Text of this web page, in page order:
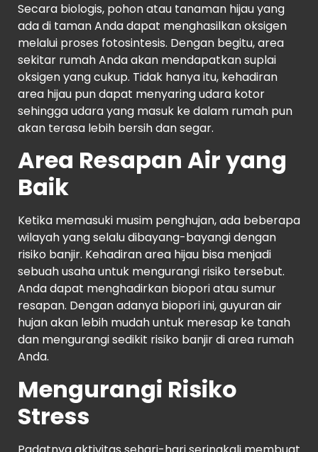
Secara biologis, pohon atau tanaman hijau yang
ada di taman Anda dapat menghasilkan oksigen
melalui proses fotosintesis. Dengan begitu, area
sekitar rumah Anda akan mendapatkan suplai
oksigen yang cukup. Tidak hanya itu, kehadiran
area hijau pun dapat menyaring udara kotor
sehingga udara yang masuk ke dalam rumah pun
akan terasa lebih bersih dan segar.
Area Resapan Air yang
Baik
Ketika memasuki musim penghujan, ada beberapa
wilayah yang selalu dibayang-bayangi dengan
risiko banjir. Kehadiran area hijau bisa menjadi
sebuah usaha untuk mengurangi risiko tersebut.
Anda dapat menghadirkan biopori atau sumur
resapan. Dengan adanya biopori ini, guyuran air
hujan akan lebih mudah untuk meresap ke tanah
dan mengurangi sedikit risiko banjir di area rumah
Anda.
Mengurangi Risiko
Stress